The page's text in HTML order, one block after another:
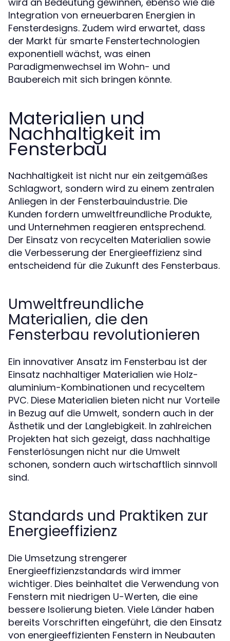
Integration von erneuerbaren Energien in
Fensterdesigns. Zudem wird erwartet, dass
der Markt für smarte Fenstertechnologien
exponentiell wächst, was einen
Paradigmenwechsel im Wohn- und
Baubereich mit sich bringen könnte.
Materialien und
Nachhaltigkeit im
Fensterbau
Nachhaltigkeit ist nicht nur ein zeitgemäßes
Schlagwort, sondern wird zu einem zentralen
Anliegen in der Fensterbauindustrie. Die
Kunden fordern umweltfreundliche Produkte,
und Unternehmen reagieren entsprechend.
Der Einsatz von recycelten Materialien sowie
die Verbesserung der Energieeffizienz sind
entscheidend für die Zukunft des Fensterbaus.
Umweltfreundliche
Materialien, die den
Fensterbau revolutionieren
Ein innovativer Ansatz im Fensterbau ist der
Einsatz nachhaltiger Materialien wie Holz-
aluminium-Kombinationen und recyceltem
PVC. Diese Materialien bieten nicht nur Vorteile
in Bezug auf die Umwelt, sondern auch in der
Ästhetik und der Langlebigkeit. In zahlreichen
Projekten hat sich gezeigt, dass nachhaltige
Fensterlösungen nicht nur die Umwelt
schonen, sondern auch wirtschaftlich sinnvoll
sind.
Standards und Praktiken zur
Energieeffizienz
Die Umsetzung strengerer
Energieeffizienzstandards wird immer
wichtiger. Dies beinhaltet die Verwendung von
Fenstern mit niedrigen U-Werten, die eine
bessere Isolierung bieten. Viele Länder haben
bereits Vorschriften eingeführt, die den Einsatz
von energieeffizienten Fenstern in Neubauten